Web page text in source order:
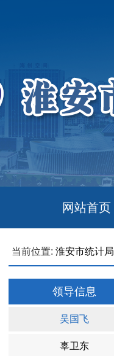
网站首页
当前位置: 淮安市统计局
领导信息
吴国飞
辜卫东